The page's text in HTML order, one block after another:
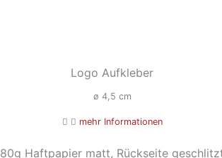
Logo Aufkleber
ø 4,5 cm
mehr Informationen
80g Haftpapier matt, Rückseite